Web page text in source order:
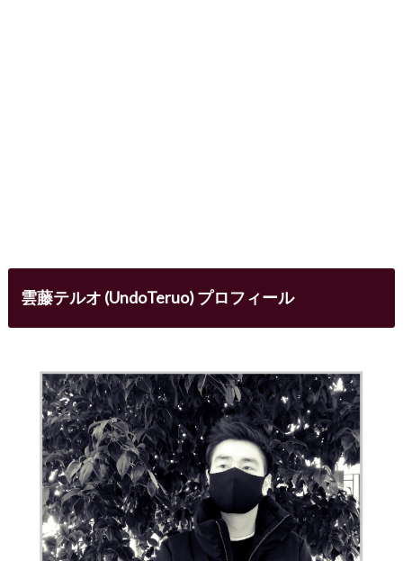
雲藤テルオ (UndoTeruo) プロフィール